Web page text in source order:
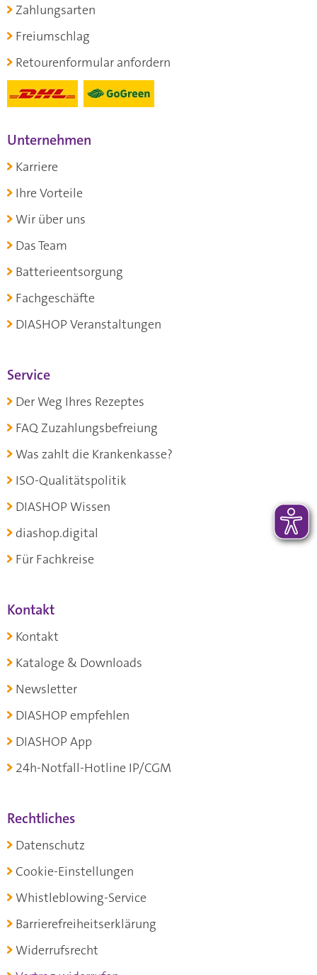
Zahlungsarten
Freiumschlag
Retourenformular anfordern
Unternehmen
Karriere
Ihre Vorteile
Wir über uns
Das Team
Batterieentsorgung
Fachgeschäfte
DIASHOP Veranstaltungen
Service
Der Weg Ihres Rezeptes
FAQ Zuzahlungsbefreiung
Was zahlt die Krankenkasse?
ISO-Qualitätspolitik
DIASHOP Wissen
diashop.digital
Für Fachkreise
Kontakt
Kontakt
Kataloge & Downloads
Newsletter
DIASHOP empfehlen
DIASHOP App
24h-Notfall-Hotline IP/CGM
Rechtliches
Datenschutz
Cookie-Einstellungen
Whistleblowing-Service
Barrierefreiheitserklärung
Widerrufsrecht